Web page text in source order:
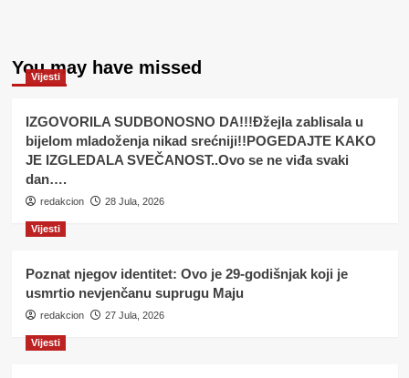
You may have missed
Vijesti
IZGOVORILA SUDBONOSNO DA!!!Đžejla zablisala u
bijelom mladoženja nikad srećniji!!POGEDAJTE KAKO
JE IZGLEDALA SVEČANOST..Ovo se ne viđa svaki
dan….
redakcion 28 Jula, 2026
Vijesti
Poznat njegov identitet: Ovo je 29-godišnjak koji je
usmrtio nevjenčanu suprugu Maju
redakcion 27 Jula, 2026
Vijesti